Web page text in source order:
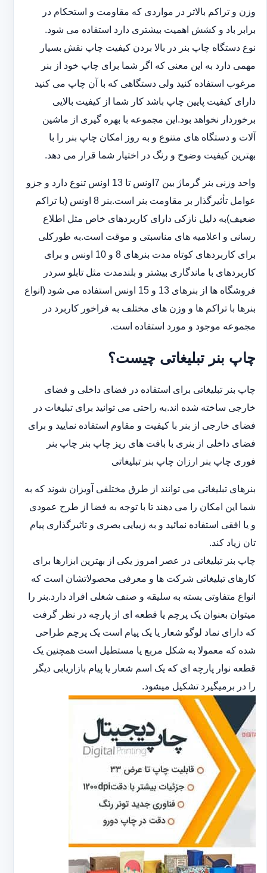
وزن و تراکم بالاتر در مواردی که مقاومت و استحکام در
برابر باد و ‏کشش اهمیت بیشتری دارد استفاده می شود‎.‎
نوع دستگاه چاپ بنر در بالا بردن کیفیت چاپ نقش بسیار
مهمی دارد به این معنی که اگر شما برای چاپ خود از بنر
‏مرغوب استفاده کنید ولی دستگاهی که با آن چاپ می کنید
دارای کیفیت پایین چاپ باشد کار شما از کیفیت بالایی
برخوردار ‏نخواهد بود.این مجموعه با بهره گیری از ماشین
آلات و دستگاه های متنوع و به روز امکان چاپ بنر را با
بهترین کیفیت ‏وضوح و رنگ در اختیار شما قرار می دهد.‏‎
واحد وزنی بنر گرماژ بین ‏‎7‎‏اونس تا 13 اونس تنوع دارد و جزو
عوامل تأثیرگذار بر مقاومت بنر است.بنر 8 اونس (با ‏تراکم
ضعیف)به دلیل نازکی دارای کاربردهای خاص مثل اطلاع
رسانی و اعلامیه های مناسبتی و موقت است.به طورکلی
‏برای کاربردهای کوتاه مدت بنرهای 8 و 10 اونس و برای
کاربردهای با ماندگاری بیشتر و بلندمدت مثل تابلو سردر
‏فروشگاه ها از بنرهای 13 و 15 اونس استفاده می شود (انواع
بنرها با تراکم ها و وزن های مختلف به فراخور کاربرد در
‏مجموعه موجود و مورد استفاده است.
چاپ بنر تبلیغاتی چیست؟
چاپ بنر تبلیغاتی برای استفاده در فضای داخلی و فضای
خارجی ساخته شده اند.به راحتی می توانید برای تبلیغات در
فضای خارجی از بنر با کیفیت و مقاوم استفاده نمایید و برای
فضای داخلی از بنری با بافت های ریز چاپ بنر چاپ بنر
فوری چاپ بنر ارزان چاپ بنر تبلیغاتی
بنرهای تبلیغاتی می توانند از طرق مختلفی آویزان شوند که به
شما این امکان را می دهند تا با توجه به فضا از طرح عمودی
و یا افقی استفاده نمائید و به زییایی بصری و تاثیرگذاری پیام
تان زیاد کند.
چاپ بنر تبلیغاتی در عصر امروز یکی از بهترین ابزارها برای
کارهای تبلیغاتی شرکت ها و معرفی محصولاتشان است که
انواع متفاوتی بسته به سلیقه و صنف شغلی افراد دارد.بنر را
میتوان بعنوان یک پرچم یا قطعه ای از پارچه در نظر گرفت
که دارای نماد لوگو شعار یا یک پیام است یک پرچم طراحی
شده که معمولا به شکل مربع یا مستطیل است همچنین یک
قطعه نوار پارچه ای که یک اسم شعار یا پیام بازاریابی دیگر
را در برمیگیرد تشکیل میشود.